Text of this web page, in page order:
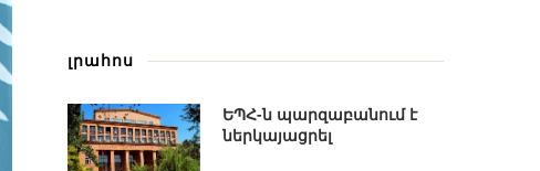
լրահոս
ԵՊՀ-ն պարզաբանում է
ներկայացրել